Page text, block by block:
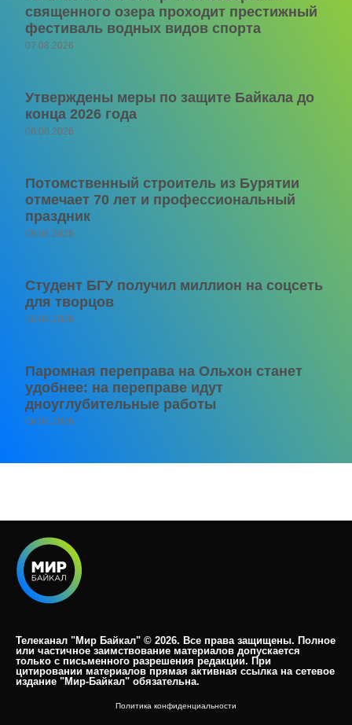
священного озера проходит престижный
фестиваль водных видов спорта
07.08.2026
Утверждены меры по защите Байкала до
конца 2026 года
06.08.2026
Потомственный строитель из Бурятии
отмечает 70 лет и профессиональный
праздник
06.08.2026
Студент БГУ получил миллион на соцсеть
для творцов
06.08.2026
Паромная переправа на Ольхон станет
удобнее: на переправе идут
дноуглубительные работы
06.08.2026
Телеканал "Мир Байкал" © 2026. Все права защищены. Полное
или частичное заимствование материалов допускается
только с письменного разрешения редакции. При
цитировании материалов прямая активная ссылка на сетевое
издание "Мир-Байкал" обязательна.​
Политика конфиденциальности